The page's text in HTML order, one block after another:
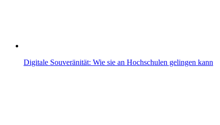
Digitale Souveränität: Wie sie an Hochschulen gelingen kann